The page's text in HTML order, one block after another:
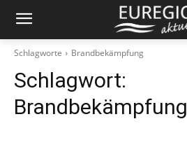
Schlagworte Brandbekämpfung
Schlagwort:
Brandbekämpfung